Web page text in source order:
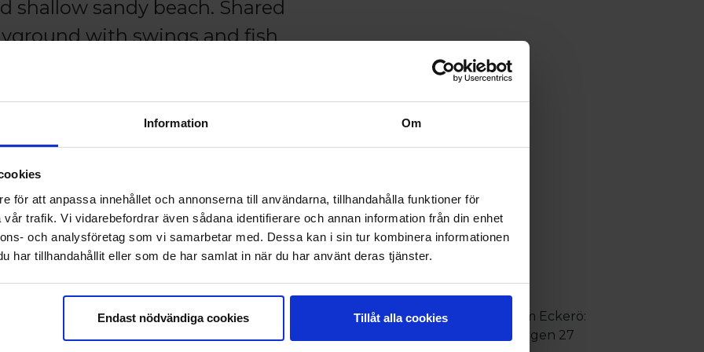
Information Om
för att anpassa innehållet och annonserna till användarna, tillhandahålla funktioner för
trafik. Vi vidarebefordrar även sådana identifierare och annan information från din enhet
och analysföretag som vi samarbetar med. Dessa kan i sin tur kombinera informationen
har tillhandahållit eller som de har samlat in när du har använt deras tjänster.
Endast nödvändiga cookies Tillåt alla cookies
sandy beach. Shared
with swings and fish
PM. With booked final cleaning, check-out at
Sea view
25 km, turn right to Holmbergs stugor, follow the signs to the cottages. From Eckerö:
turn left to Holmbergs stugor, follow the signs to the cottages. Address: Veduddsvägen 27